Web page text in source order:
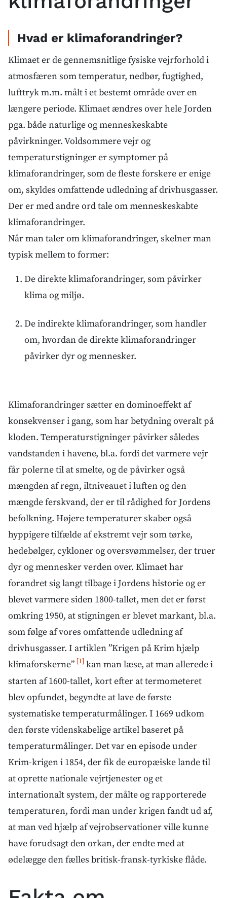
Hvad er klimaforandringer?
Klimaet er de gennemsnitlige fysiske vejrforhold i
atmosfæren som temperatur, nedbør, fugtighed,
lufttryk m.m. målt i et bestemt område over en
længere periode. Klimaet ændres over hele Jorden
pga. både naturlige og menneskeskabte
påvirkninger. Voldsommere vejr og
temperaturstigninger er symptomer på
klimaforandringer, som de fleste forskere er enige
om, skyldes omfattende udledning af drivhusgasser.
Der er med andre ord tale om menneskeskabte
klimaforandringer.
Når man taler om klimaforandringer, skelner man
typisk mellem to former:
De direkte klimaforandringer, som påvirker
klima og miljø.
De indirekte klimaforandringer, som handler
om, hvordan de direkte klimaforandringer
påvirker dyr og mennesker.
Klimaforandringer sætter en dominoeffekt af
konsekvenser i gang, som har betydning overalt på
kloden. Temperaturstigninger påvirker således
vandstanden i havene, bl.a. fordi det varmere vejr
får polerne til at smelte, og de påvirker også
mængden af regn, iltniveauet i luften og den
mængde ferskvand, der er til rådighed for Jordens
befolkning. Højere temperaturer skaber også
hyppigere tilfælde af ekstremt vejr som tørke,
hedebølger, cykloner og oversvømmelser, der truer
dyr og mennesker verden over. Klimaet har
forandret sig langt tilbage i Jordens historie og er
blevet varmere siden 1800-tallet, men det er først
omkring 1950, at stigningen er blevet markant, bl.a.
som følge af vores omfattende udledning af
drivhusgasser. I artiklen ”Krigen på Krim hjælp
klimaforskerne” [1] kan man læse, at man allerede i
starten af 1600-tallet, kort efter at termometeret
blev opfundet, begyndte at lave de første
systematiske temperaturmålinger. I 1669 udkom
den første videnskabelige artikel baseret på
temperaturmålinger. Det var en episode under
Krim-krigen i 1854, der fik de europæiske lande til
at oprette nationale vejrtjenester og et
internationalt system, der målte og rapporterede
temperaturen, fordi man under krigen fandt ud af,
at man ved hjælp af vejrobservationer ville kunne
have forudsagt den orkan, der endte med at
ødelægge den fælles britisk-fransk-tyrkiske flåde.